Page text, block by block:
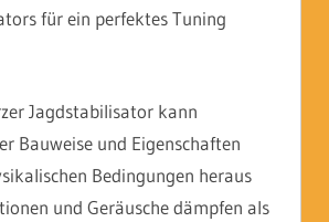
für ein perfektes Tuning
Jagdstabilisator kann
Bauweise und Eigenschaften
Bedingungen heraus
und Geräusche dämpfen als